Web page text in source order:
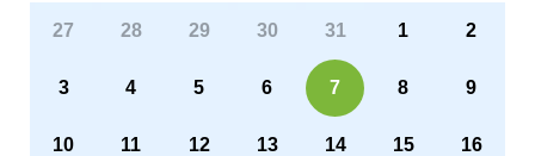
27 28 29 30 31 1 2
3 4 5 6 7 8 9
10 11 12 13 14 15 16